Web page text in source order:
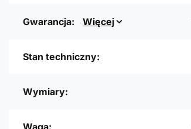
Gwarancja: Więcej
Stan techniczny:
Wymiary: